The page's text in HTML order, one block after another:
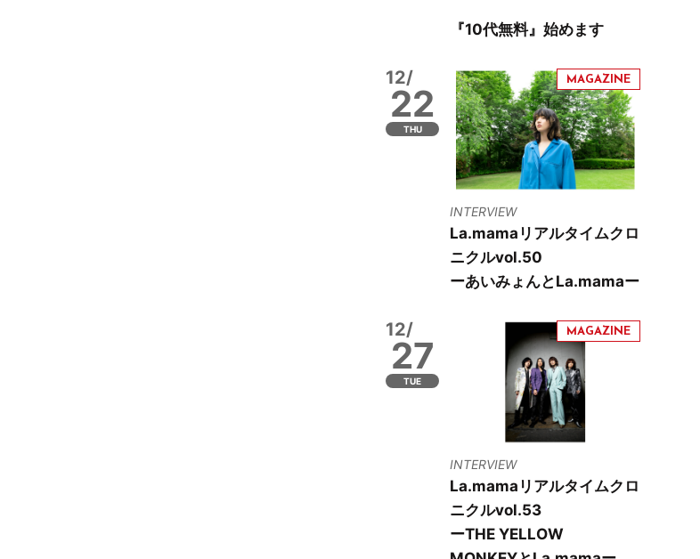
『10代無料』始めます
12/
22
THU
INTERVIEW
La.mamaリアルタイムクロ
ニクルvol.50
ーあいみょんとLa.mamaー
12/
27
TUE
INTERVIEW
La.mamaリアルタイムクロ
ニクルvol.53
ーTHE YELLOW